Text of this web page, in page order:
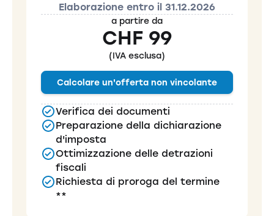
Elaborazione entro il 31.12.2026
a partire da
CHF 99
(IVA esclusa)
Calcolare un'offerta non vincolante
Verifica dei documenti
Preparazione della dichiarazione
d'imposta
Ottimizzazione delle detrazioni
fiscali
Richiesta di proroga del termine
**